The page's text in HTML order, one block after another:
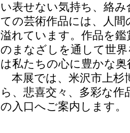
い表せない気持ち、絡
ての芸術作品には、人
溢れています。作品を
のまなざしを通して世
は私たちの心に豊かな
本展では、米沢市上杉
ら、悲喜交々、多彩な
の入口へご案内しま